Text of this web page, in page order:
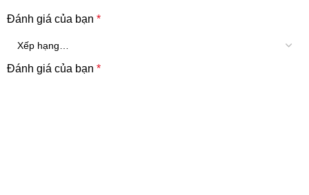
Đánh giá của bạn*
Đánh giá của bạn*